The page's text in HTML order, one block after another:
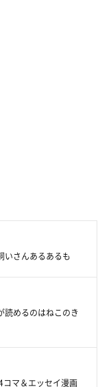
いさんあるあるも
読めるのはねこのき
コマ＆エッセイ漫画